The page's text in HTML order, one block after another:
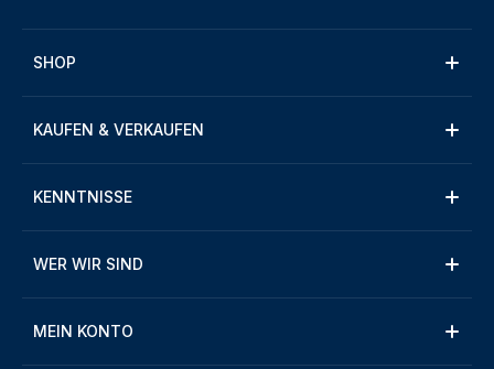
SHOP
KAUFEN & VERKAUFEN
KENNTNISSE
WER WIR SIND
MEIN KONTO